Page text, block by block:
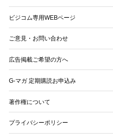
ビジコム専用WEBページ
ご意見・お問い合わせ
広告掲載ご希望の方へ
G-マガ 定期購読お申込み
著作権について
プライバシーポリシー